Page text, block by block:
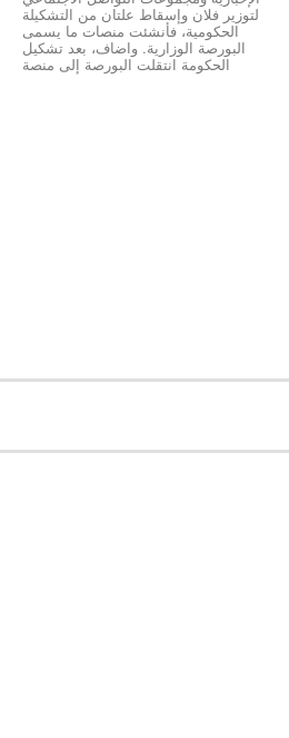
لتوزير فلان وإسقاط علتان من التشكيلة
الحكومية، فأنشئت منصات ما يسمى
البورصة الوزارية. واضاف، بعد تشكيل
الحكومة انتقلت البورصة إلى منصة